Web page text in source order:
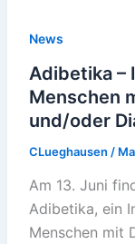
News
Adibetika –
Menschen
und/oder
CLueghausen /
Am 13. Juni
Adibetika, ein
Menschen mit